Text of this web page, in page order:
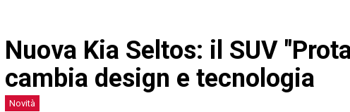
Nuova Kia Seltos: il SUV
cambia design e tecnologia
Novità